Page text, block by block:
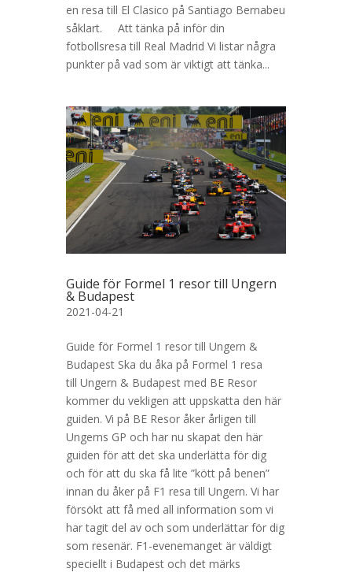
en resa till El Clasico på Santiago Bernabeu
såklart. Att tänka på inför din
fotbollsresa till Real Madrid Vi listar några
punkter på vad som är viktigt att tänka...
Guide för Formel 1 resor till Ungern
& Budapest
2021-04-21
Guide för Formel 1 resor till Ungern &
Budapest Ska du åka på Formel 1 resa
till Ungern & Budapest med BE Resor
kommer du vekligen att uppskatta den här
guiden. Vi på BE Resor åker årligen till
Ungerns GP och har nu skapat den här
guiden för att det ska underlätta för dig
och för att du ska få lite ”kött på benen”
innan du åker på F1 resa till Ungern. Vi har
försökt att få med all information som vi
har tagit del av och som underlättar för dig
som resenär. F1-evenemanget är väldigt
speciellt i Budapest och det märks